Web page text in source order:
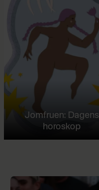
Jomfruen: Dagens
horoskop